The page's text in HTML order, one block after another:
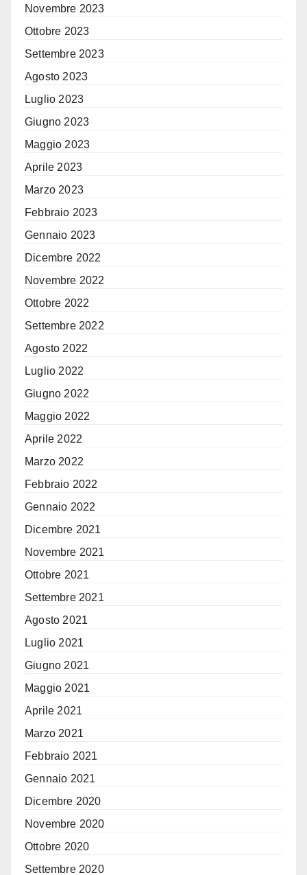
Novembre 2023
Ottobre 2023
Settembre 2023
Agosto 2023
Luglio 2023
Giugno 2023
Maggio 2023
Aprile 2023
Marzo 2023
Febbraio 2023
Gennaio 2023
Dicembre 2022
Novembre 2022
Ottobre 2022
Settembre 2022
Agosto 2022
Luglio 2022
Giugno 2022
Maggio 2022
Aprile 2022
Marzo 2022
Febbraio 2022
Gennaio 2022
Dicembre 2021
Novembre 2021
Ottobre 2021
Settembre 2021
Agosto 2021
Luglio 2021
Giugno 2021
Maggio 2021
Aprile 2021
Marzo 2021
Febbraio 2021
Gennaio 2021
Dicembre 2020
Novembre 2020
Ottobre 2020
Settembre 2020